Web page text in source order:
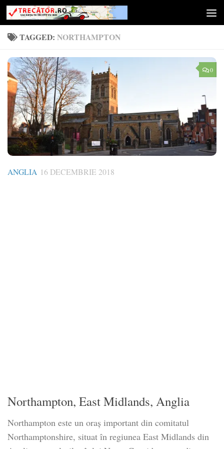
Skip to content
TAGGED: NORTHAMPTON
0
ANGLIA 16 DECEMBRIE 2018
Northampton, East Midlands, Anglia
Northampton este un oraș important din comitatul
Northamptonshire, situat în regiunea East Midlands din